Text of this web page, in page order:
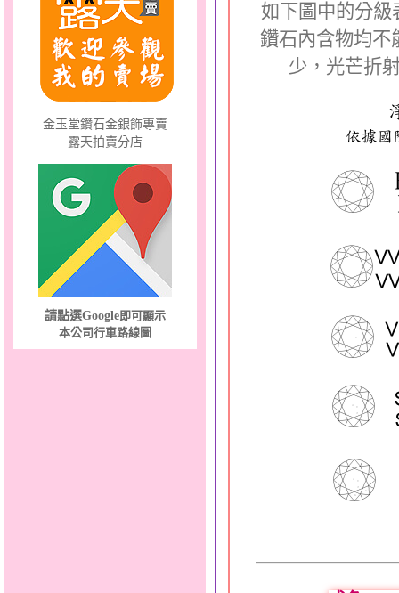
夢想幸福～男黃金戒指
甜心女孩～金銀鋼女套鍊
金玉堂鑽石金銀飾專賣
露天拍賣分店
請點選Google即可顯示
本公司行車路線圖
如下圖中的分級
鑽石內含物均不
少，光芒折